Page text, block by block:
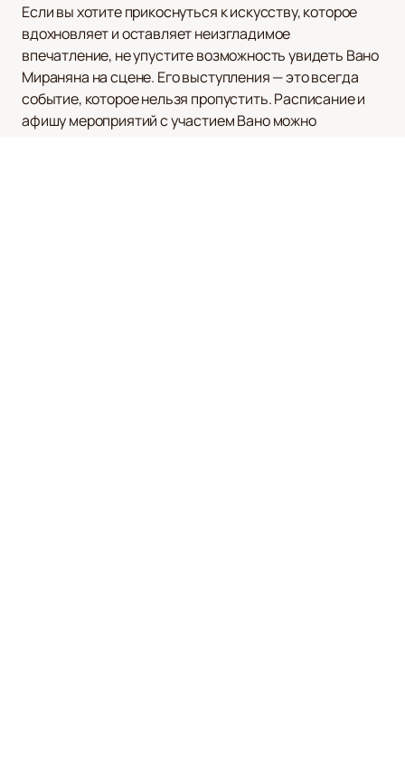
Если вы хотите прикоснуться к искусству, которое
вдохновляет и оставляет неизгладимое
впечатление, не упустите возможность увидеть Вано
Мираняна на сцене. Его выступления — это всегда
событие, которое нельзя пропустить. Расписание и
афишу мероприятий с участием Вано можно